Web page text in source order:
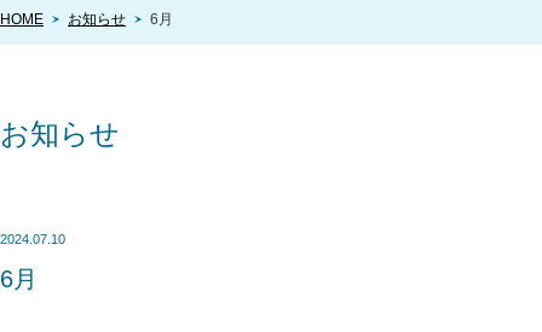
HOME お知らせ 6月
お知らせ
2024.07.10
6月